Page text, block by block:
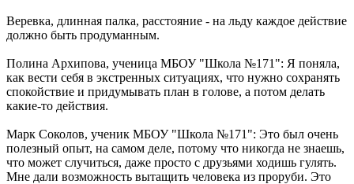
Веревка, длинная палка, расстояние - на льду каждое действие
должно быть продуманным.
Полина Архипова, ученица МБОУ "Школа №171": Я поняла,
как вести себя в экстренных ситуациях, что нужно сохранять
спокойствие и придумывать план в голове, а потом делать
какие-то действия.
Марк Соколов, ученик МБОУ "Школа №171": Это был очень
полезный опыт, на самом деле, потому что никогда не знаешь,
что может случиться, даже просто с друзьями ходишь гулять.
Мне дали возможность вытащить человека из проруби. Это